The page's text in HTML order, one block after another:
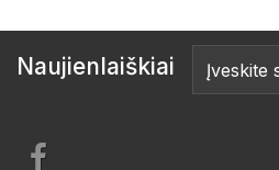
Naujienlaiškiai